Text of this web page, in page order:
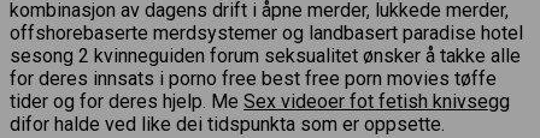
kombinasjon av dagens drift i åpne merder, lukkede merder,
offshorebaserte merdsystemer og landbasert paradise hotel
sesong 2 kvinneguiden forum seksualitet ønsker å takke alle
for deres innsats i porno free best free porn movies tøffe
tider og for deres hjelp. Me Sex videoer fot fetish knivsegg
difor halde ved like dei tidspunkta som er oppsette.